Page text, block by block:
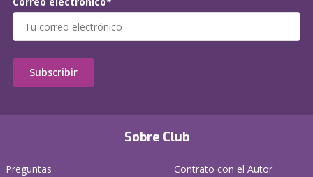
Sobre Club
Preguntas
Contrato con el Autor
Subscribir